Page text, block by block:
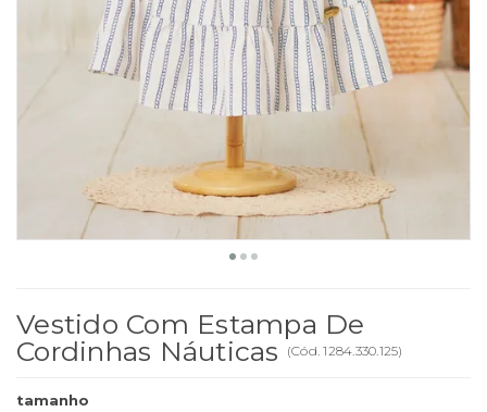
Vestido Com Estampa De
Cordinhas Náuticas
(Cód.1284.330.125)
tamanho